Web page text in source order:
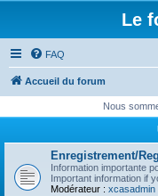
Le
FAQ
Accueil du forum
Nous
Enregistrement/
Information importante
Important information if
Modérateur : xcasadmin